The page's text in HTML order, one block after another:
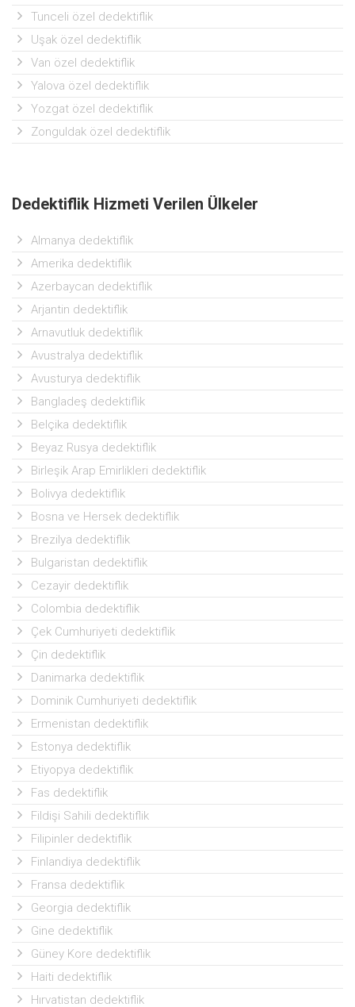
Tunceli özel dedektiflik
Uşak özel dedektiflik
Van özel dedektiflik
Yalova özel dedektiflik
Yozgat özel dedektiflik
Zonguldak özel dedektiflik
Dedektiflik Hizmeti Verilen Ülkeler
Almanya dedektiflik
Amerika dedektiflik
Azerbaycan dedektiflik
Arjantin dedektiflik
Arnavutluk dedektiflik
Avustralya dedektiflik
Avusturya dedektiflik
Bangladeş dedektiflik
Belçika dedektiflik
Beyaz Rusya dedektiflik
Birleşik Arap Emirlikleri dedektiflik
Bolivya dedektiflik
Bosna ve Hersek dedektiflik
Brezilya dedektiflik
Bulgaristan dedektiflik
Cezayir dedektiflik
Colombia dedektiflik
Çek Cumhuriyeti dedektiflik
Çin dedektiflik
Danimarka dedektiflik
Dominik Cumhuriyeti dedektiflik
Ermenistan dedektiflik
Estonya dedektiflik
Etiyopya dedektiflik
Fas dedektiflik
Fildişi Sahili dedektiflik
Filipinler dedektiflik
Finlandiya dedektiflik
Fransa dedektiflik
Georgia dedektiflik
Gine dedektiflik
Güney Kore dedektiflik
Haiti dedektiflik
Hırvatistan dedektiflik